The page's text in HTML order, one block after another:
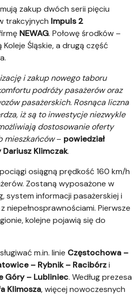
zakup dwóch serii pięciu
trakcyjnych Impuls 2
NEWAG. Połowę środków –
Koleje Śląskie, a drugą część
i zakup nowego taboru
podróży pasażerów oraz
pasażerskich. Rosnąca liczna
iż są to inwestycje niezwykle
dostosowanie oferty
mieszkańców– powiedział
Klimczak.
osiągną prędkość 160 km/h
Zostaną wyposażone w
system informacji pasażerskiej i
niepełnosprawnościami. Pierwsze
kolejne pojawią się do
m.in. linie Częstochowa –
– Rybnik – Racibórzi
Góry – Lubliniec. Według prezesa
Klimosza, więcej nowoczesnych